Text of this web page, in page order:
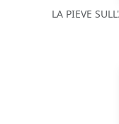
LA PIEVE